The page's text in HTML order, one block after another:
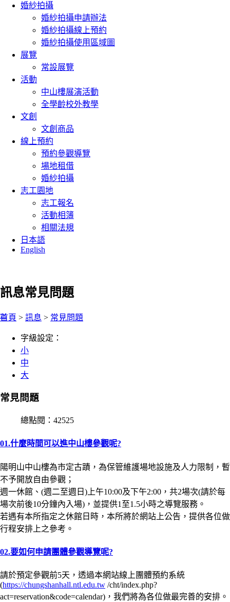
婚紗拍攝
婚紗拍攝申請辦法
婚紗拍攝線上預約
婚紗拍攝使用區域圖
展覽
常設展覽
活動
中山樓展演活動
全學齡校外教學
文創
文創商品
線上預約
預約參觀導覽
場地租借
婚紗拍攝
志工園地
志工報名
活動相簿
相關法規
日本語
English
訊息常見問題
:::
首頁 > 訊息 > 常見問題
字級設定：
小
中
大
常見問題
總點閱：42525
01.什麼時間可以進中山樓參觀呢?
陽明山中山樓為市定古蹟，為保管維護場地設施及人力限制，暫
不予開放自由參觀；
週一休館、(週二至週日)上午10:00及下午2:00，共2場次(請於每
場次前後10分鐘內入場)，並提供1至1.5小時之導覽服務。
若遇有本所指定之休館日時，本所將於網站上公告，提供各位做
行程安排上之參考。
02.要如何申請團體參觀導覽呢?
請於預定參觀前5天，透過本網站線上團體預約系統
(https://chungshanhall.ntl.edu.tw /cht/index.php?
act=reservation&code=calendar)，我們將為各位做最完善的安排。